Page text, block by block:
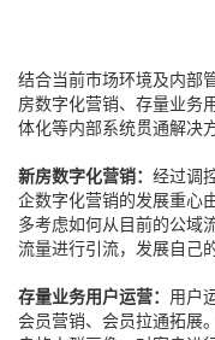
结合当前市场环境及内部
房数字化营销、存量业务
体化等内部系统贯通解决方
新房数字化营销： 经过调
企数字化营销的发展重心
多考虑如何从目前的公域
流量进行引流，发展自己
存量业务用户运营： 用户
会员营销、会员拉通拓展